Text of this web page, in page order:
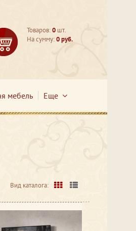
Товаров:0 шт.
На сумму:0 руб.
мебель Еще
Вид каталога: